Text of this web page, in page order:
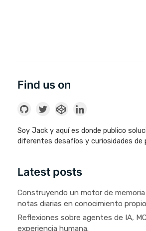
Find us on
Soy Jack y aquí es donde publico
diferentes desafíos y curiosidades de
Latest posts
Construyendo un motor de
notas diarias en conocimiento propio
Reflexiones sobre agentes de IA,
experiencia humana.